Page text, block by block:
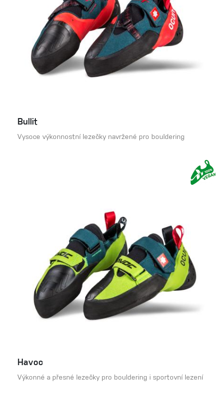
Bullit
Vysoce výkonnostní lezečky navržené pro bouldering
Havoc
Výkonné a přesné lezečky pro bouldering i sportovní lezení